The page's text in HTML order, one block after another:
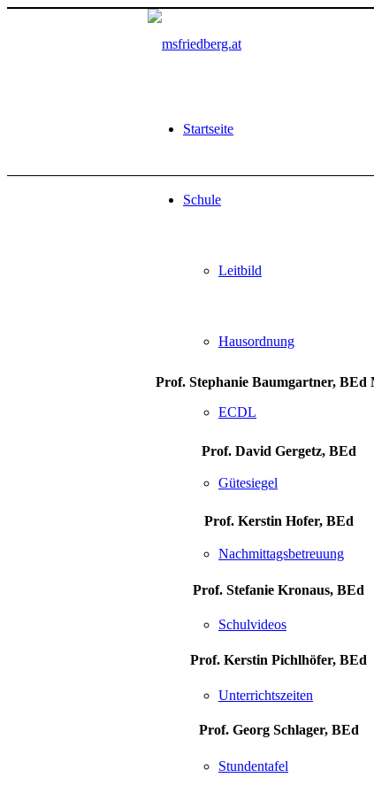
Startseite
Schule
Leitbild
Hausordnung
ECDL
Gütesiegel
Nachmittagsbetreuung
Schulvideos
Unterrichtszeiten
Stundentafel
Prof. Stephanie Baumgartner, BEd
Prof. David Gergetz, BEd
Prof. Kerstin Hofer, BEd
Prof. Stefanie Kronaus, BEd
Prof. Kerstin Pichlhöfer, BEd
Prof. Georg Schlager, BEd